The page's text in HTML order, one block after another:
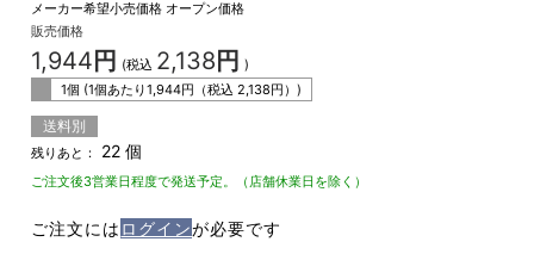
メーカー希望小売価格 オープン価格
販売価格
1,944 円 (税込 2,138 円 )
1個 (1個あたり1,944円（税込 2,138円）)
送料別
残りあと： 22 個
ご注文後3営業日程度で発送予定。（店舗休業日を除く）
ご注文には ログインが必要です